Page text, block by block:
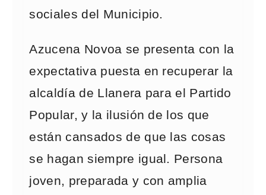
sociales del Municipio.
Azucena Novoa se presenta con la
expectativa puesta en recuperar la
alcaldía de Llanera para el Partido
Popular, y la ilusión de los que
están cansados de que las cosas
se hagan siempre igual. Persona
joven, preparada y con amplia